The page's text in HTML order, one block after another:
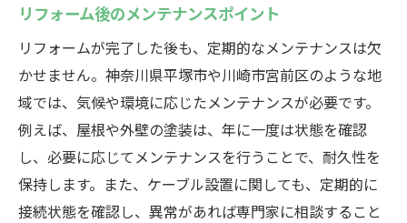
リフォーム後のメンテナンスポイント
リフォームが完了した後も、定期的なメンテナンスは欠
かせません。神奈川県平塚市や川崎市宮前区のような地
域では、気候や環境に応じたメンテナンスが必要です。
例えば、屋根や外壁の塗装は、年に一度は状態を確認
し、必要に応じてメンテナンスを行うことで、耐久性を
保持します。また、ケーブル設置に関しても、定期的に
接続状態を確認し、異常があれば専門家に相談すること